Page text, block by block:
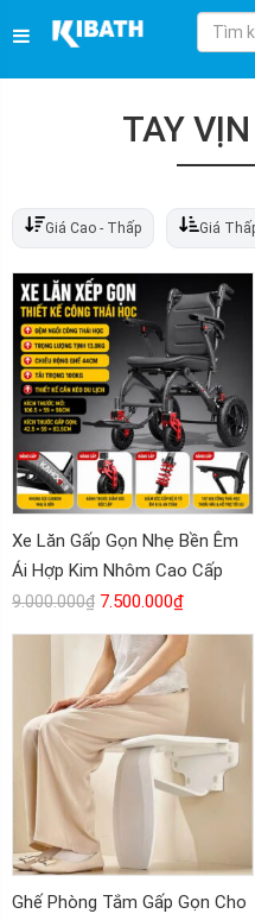
TAY
Giá Cao - Thấp Giá
Xe Lăn Gấp Gọn Nhẹ Bền Êm
Ái Hợp Kim Nhôm Cao Cấp
KB-335
9.000.000₫ 7.500.000₫
Ghế Phòng Tắm Gấp Gọn Cho